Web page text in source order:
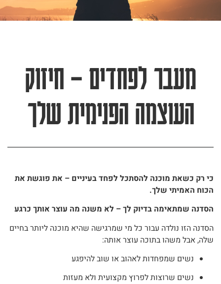
מעבר לפחדים – חיזוק
העוצמה הפנימית שלך
כי רק כשאת מוכנה להסתכל לפחד בעיניים – את פוגשת את
הכוח האמיתי שלך.
הסדנה שמתאימה בדיוק לך – לא משנה מה עוצר אותך כרגע
הסדנה הזו נולדה עבור כל מי שמרגישה שהיא מוכנה ליותר בחיים
שלה, אבל משהו בתוכה עוצר אותה:
נשים שמפחדות לאהוב או שוב להיפגע
נשים שרוצות לפרוץ מקצועית ולא מעזות